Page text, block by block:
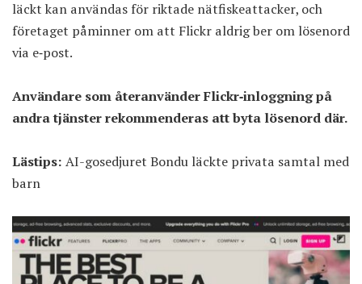
läckt kan användas för riktade nätfiskeattacker, och
företaget påminner om att Flickr aldrig ber om lösenord
via e‑post.
Användare som återanvänder Flickr‑inloggning på
andra tjänster rekommenderas att byta lösenord där.
Lästips: AI-gosedjuret Bondu läckte privata samtal med
barn